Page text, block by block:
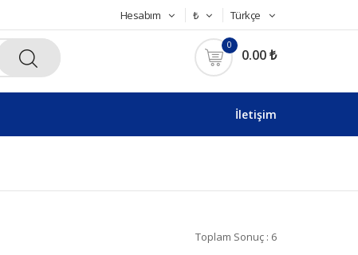
Hesabım ₺ Türkçe
0
0.00 ₺
İletişim
Toplam Sonuç : 6